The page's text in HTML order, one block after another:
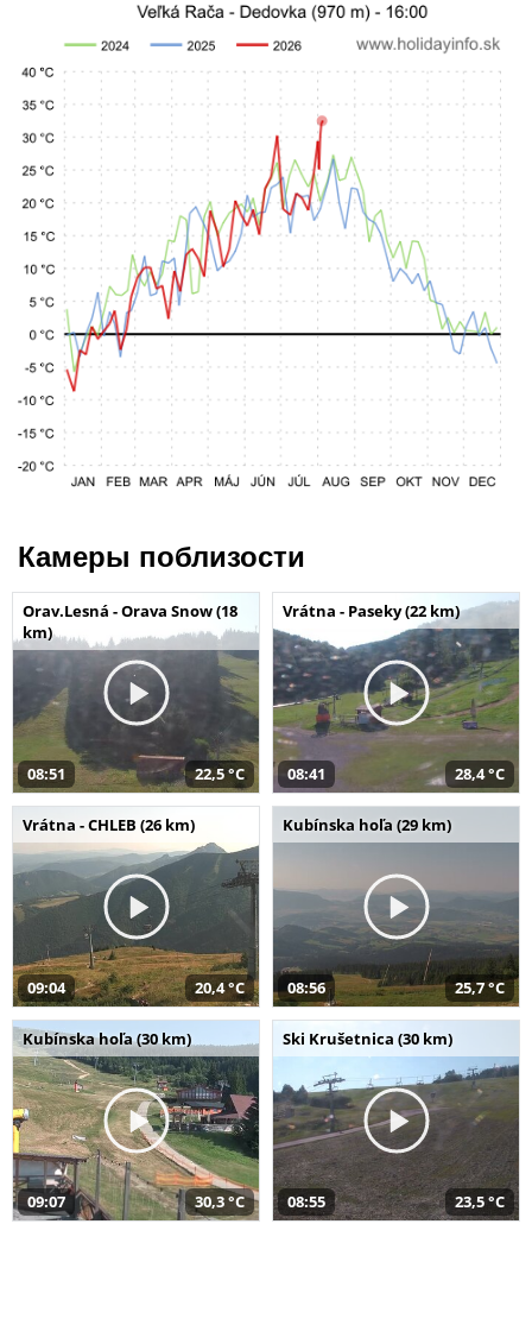
Камеры поблизости
Orav.Lesná - Orava Snow (18
km)
08:51 22,5 °C
Vrátna - Paseky (22 km)
08:41 28,4 °C
Vrátna - CHLEB (26 km)
09:04 20,4 °C
Kubínska hoľa (29 km)
08:56 25,7 °C
Kubínska hoľa (30 km)
09:07 30,3 °C
Ski Krušetnica (30 km)
08:55 23,5 °C